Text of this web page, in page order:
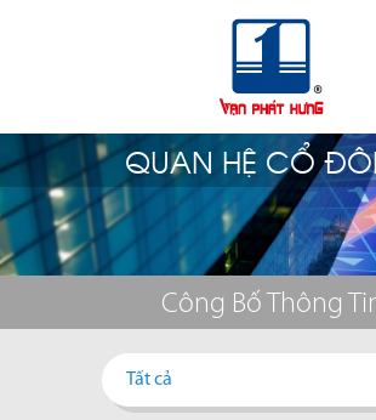
QUAN HỆ CỔ
Công Bố Thông
Tất cả